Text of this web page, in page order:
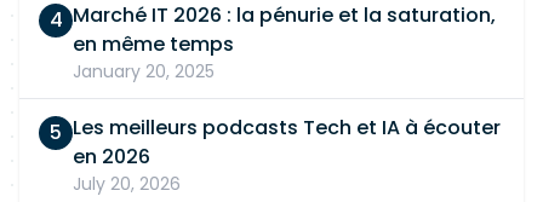
Marché IT 2026 : la pénurie et la saturation,
en même temps
January 20, 2025
Les meilleurs podcasts Tech et IA à écouter
en 2026
July 20, 2026